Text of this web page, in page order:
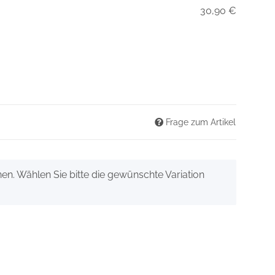
30,90 €
Frage zum Artikel
Wählen Sie bitte die gewünschte Variation